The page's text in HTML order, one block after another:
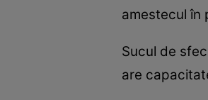
amestecul în
Sucul de
are